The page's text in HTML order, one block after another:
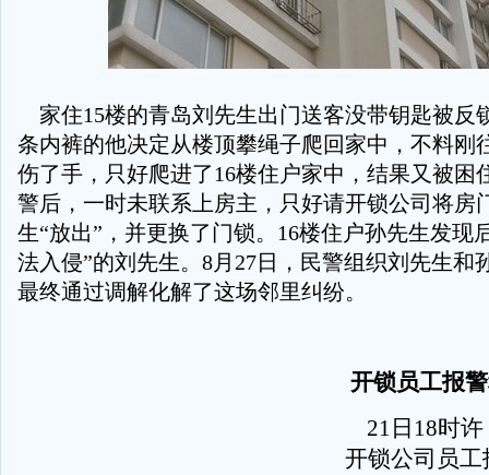
家住15楼的青岛刘先生出门送客没带钥匙被反
条内裤的他决定从楼顶攀绳子爬回家中，不料刚
伤了手，只好爬进了16楼住户家中，结果又被困
警后，一时未联系上房主，只好请开锁公司将房
生“放出”，并更换了门锁。16楼住户孙先生发现
法入侵”的刘先生。8月27日，民警组织刘先生和
最终通过调解化解了这场邻里纠纷。
开锁员工报
21日18时许
开锁公司员